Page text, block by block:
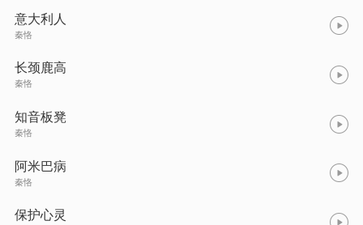
意大利人
秦恪
长颈鹿高
秦恪
知音板凳
秦恪
阿米巴病
秦恪
保护心灵